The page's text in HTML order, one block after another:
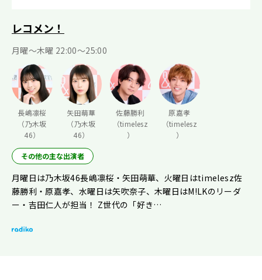
レコメン！
月曜〜木曜 22:00〜25:00
長嶋凛桜
（乃木坂
46）
矢田萌華
（乃木坂
46）
佐藤勝利
（timelesz
）
原嘉孝
（timelesz
）
その他の主な出演者
月曜日は乃木坂46長嶋凛桜・矢田萌華、火曜日はtimelesz佐
藤勝利・原嘉孝、水曜日は矢吹奈子、木曜日はM!LKのリーダ
ー・吉田仁人が担当！ Z世代の「好き…